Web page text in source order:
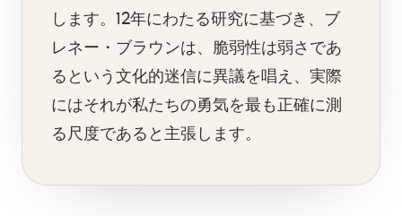
します。12年にわたる研究に基づき、ブ
レネー・ブラウンは、脆弱性は弱さであ
るという文化的迷信に異議を唱え、実際
にはそれが私たちの勇気を最も正確に測
る尺度であると主張します。